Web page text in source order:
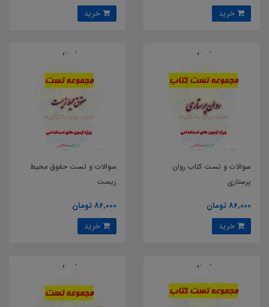
سوالات و تست کتاب روان
پرستاری
86,000 تومان
سوالات و تست حقوق محیط
زیست
86,000 تومان